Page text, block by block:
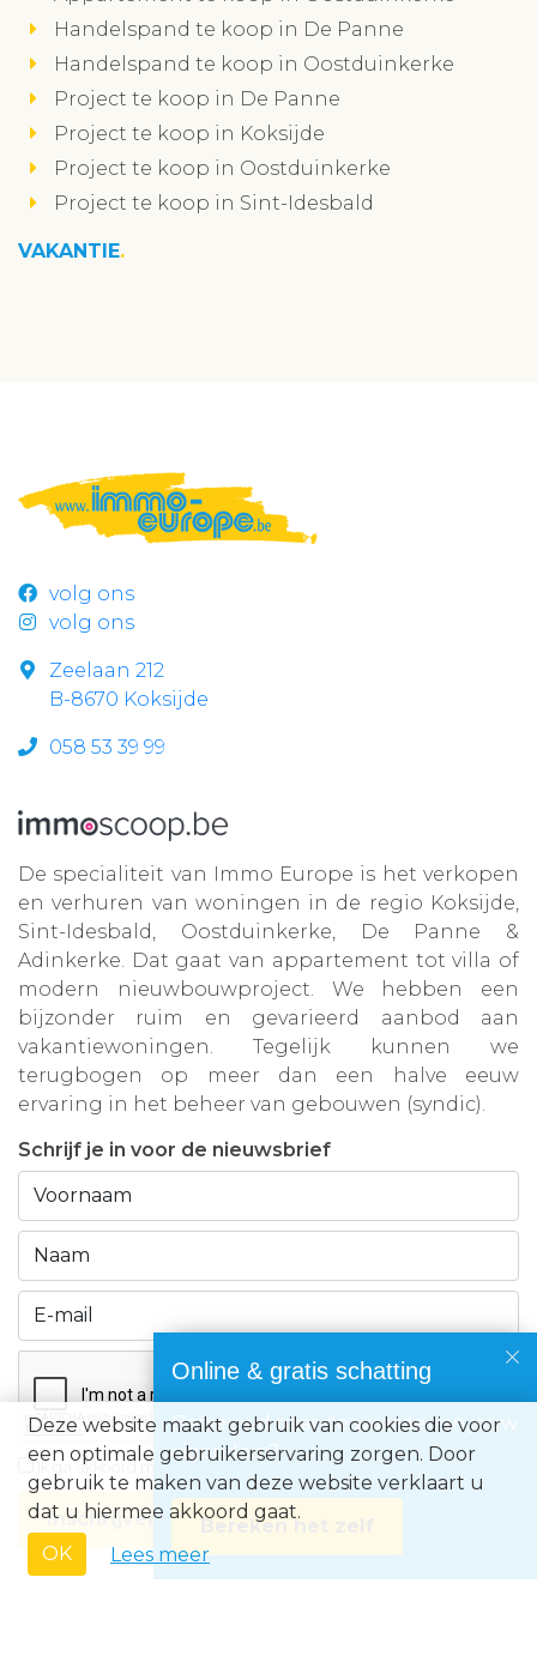
Online & gratis schatting
Benieuwd naar de waarde van jouw
eigendom?
Bereken het zelf
Handelspand te koop in De Panne
Handelspand te koop in Oostduinkerke
Project te koop in De Panne
Project te koop in Koksijde
Project te koop in Oostduinkerke
Project te koop in Sint-Idesbald
VAKANTIE
volg ons
volg ons
Zeelaan 212
B-8670 Koksijde
058 53 39 99
De specialiteit van Immo Europe is het verkopen
en verhuren van woningen in de regio Koksijde,
Sint-Idesbald, Oostduinkerke, De Panne &
Adinkerke. Dat gaat van appartement tot villa of
modern nieuwbouwproject. We hebben een
bijzonder ruim en gevarieerd aanbod aan
vakantiewoningen. Tegelijk kunnen we
terugbogen op meer dan een halve eeuw
ervaring in het beheer van gebouwen (syndic).
Schrijf je in voor de nieuwsbrief
Ik ga akkoord met de privacyvoorwaarden
Inschrijven
Deze website maakt gebruik van cookies die voor
een optimale gebruikerservaring zorgen. Door
gebruik te maken van deze website verklaart u
dat u hiermee akkoord gaat.
OK
Lees meer